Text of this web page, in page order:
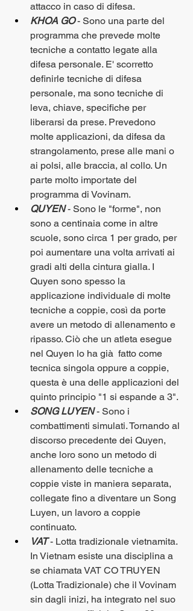
attacco in caso di difesa.
KHOA GO - Sono una parte del
programma che prevede molte
tecniche a contatto legate alla
difesa personale. E' scorretto
definirle tecniche di difesa
personale, ma sono tecniche di
leva, chiave, specifiche per
liberarsi da prese. Prevedono
molte applicazioni, da difesa da
strangolamento, prese alle mani o
ai polsi, alle braccia, al collo. Un
parte molto importate del
programma di Vovinam.
QUYEN - Sono le "forme", non
sono a centinaia come in altre
scuole, sono circa 1 per grado, per
poi aumentare una volta arrivati ai
gradi alti della cintura gialla. I
Quyen sono spesso la
applicazione individuale di molte
tecniche a coppie, così da porte
avere un metodo di allenamento e
ripasso. Ciò che un atleta esegue
nel Quyen lo ha già  fatto come
tecnica singola oppure a coppie,
questa è una delle applicazioni del
quinto principio "1 si espande a 3".
SONG LUYEN - Sono i
combattimenti simulati. Tornando al
discorso precedente dei Quyen,
anche loro sono un metodo di
allenamento delle tecniche a
coppie viste in maniera separata,
collegate fino a diventare un Song
Luyen, un lavoro a coppie
continuato.
VAT - Lotta tradizionale vietnamita.
In Vietnam esiste una disciplina a
se chiamata VAT CO TRUYEN
(Lotta Tradizionale) che il Vovinam
sin dagli inizi, ha integrato nel suo